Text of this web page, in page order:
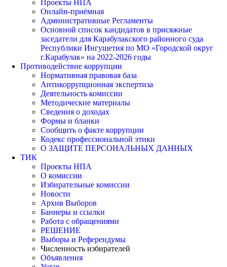
Проекты НПА
Онлайн-приёмная
Административные Регламенты
Основной список кандидатов в присяжные
заседатели для Карабулакского районного суда
Республики Ингушетия по МО «Городской округ
г.Карабулак» на 2022-2026 годы
Противодействие коррупции
Нормативная правовая база
Антикоррупционная экспертиза
Деятельность комиссии
Методические материалы
Сведения о доходах
Формы и бланки
Сообщить о факте коррупции
Кодекс профессиональной этики
О ЗАЩИТЕ ПЕРСОНАЛЬНЫХ ДАННЫХ
ТИК
Проекты НПА
О комиссии
Избирательные комиссии
Новости
Архив Выборов
Баннеры и ссылки
Работа с обращениями
РЕШЕНИЕ
Выборы и Референдумы
Численность избирателей
Объявления